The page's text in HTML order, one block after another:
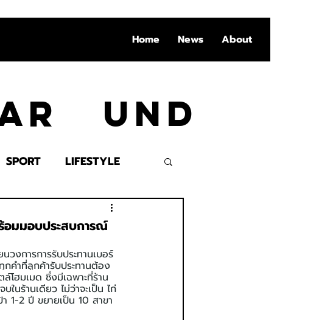
Home News About
Ar und
SPORT LIFESTYLE
ร้อมมอบประสบการณ์
วงการการรับประทานเบอร์
คำที่ลูกค้ารับประทานต้อง
โฮมเมด ซึ่งมีเฉพาะที่ร้าน
ในร้านเดียว ไม่ว่าจะเป็น ไก่
1-2 ปี ขยายเป็น 10 สาขา